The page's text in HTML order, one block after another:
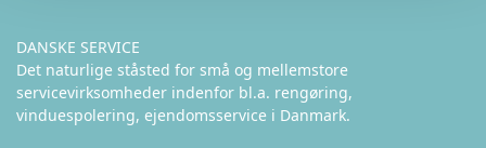
DANSKE SERVICE
Det naturlige ståsted for små og mellemstore
servicevirksomheder indenfor bl.a. rengøring,
vinduespolering, ejendomsservice i Danmark.